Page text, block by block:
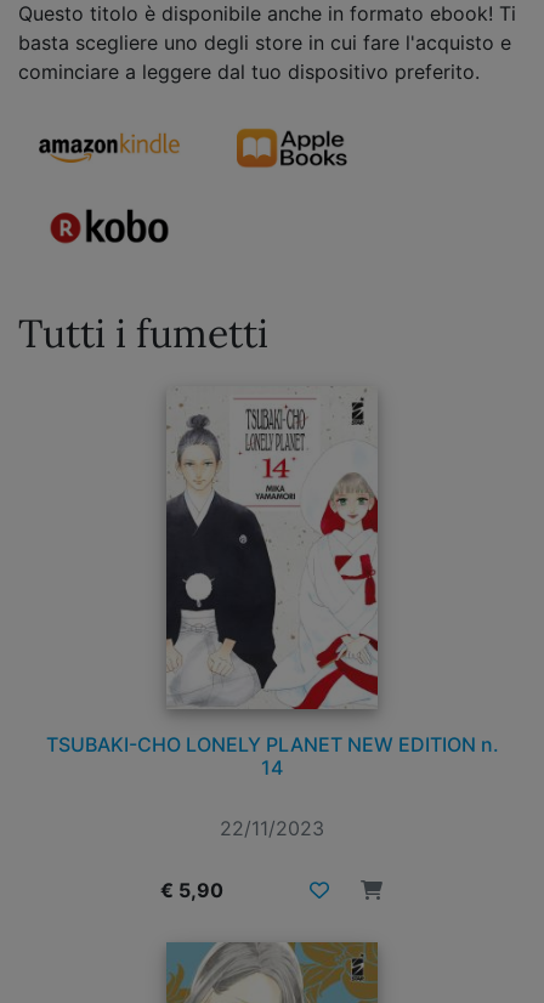
Questo titolo è disponibile anche in formato ebook! Ti
basta scegliere uno degli store in cui fare l'acquisto e
cominciare a leggere dal tuo dispositivo preferito.
Tutti i fumetti
TSUBAKI-CHO LONELY PLANET NEW EDITION n.
14
22/11/2023
€ 5,90